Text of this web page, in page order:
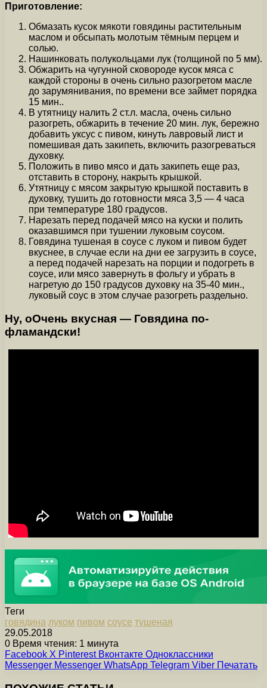
Приготовление:
Обмазать кусок мякоти говядины растительным
маслом и обсыпать молотым тёмным перцем и
солью.
Нашинковать полукольцами лук (толщиной по 5 мм).
Обжарить на чугунной сковороде кусок мяса с
каждой стороны в очень сильно разогретом масле
до зарумянивания, по времени все займет порядка
15 мин..
В утятницу налить 2 ст.л. масла, очень сильно
разогреть, обжарить в течение 20 мин. лук, бережно
добавить уксус с пивом, кинуть лавровый лист и
помешивая дать закипеть, включить разогреваться
духовку.
Положить в пиво мясо и дать закипеть еще раз,
отставить в сторону, накрыть крышкой.
Утятницу с мясом закрытую крышкой поставить в
духовку, тушить до готовности мяса 3,5 — 4 часа
при температуре 180 градусов.
Нарезать перед подачей мясо на куски и полить
оказавшимся при тушении луковым соусом.
Говядина тушеная в соусе с луком и пивом будет
вкуснее, в случае если на дни ее загрузить в соусе,
а перед подачей нарезать на порции и подогреть в
соусе, или мясо завернуть в фольгу и убрать в
нагретую до 150 градусов духовку на 35-40 мин.,
луковый соус в этом случае разогреть раздельно.
Ну, оОчень вкусная — Говядина по-
фламандски!
Теги
говядина луком пивом соусе тушеная
29.05.2018
0 Время чтения: 1 минута
Facebook X Pinterest Вконтакте Одноклассники
Messenger Messenger WhatsApp Telegram Viber Печатать